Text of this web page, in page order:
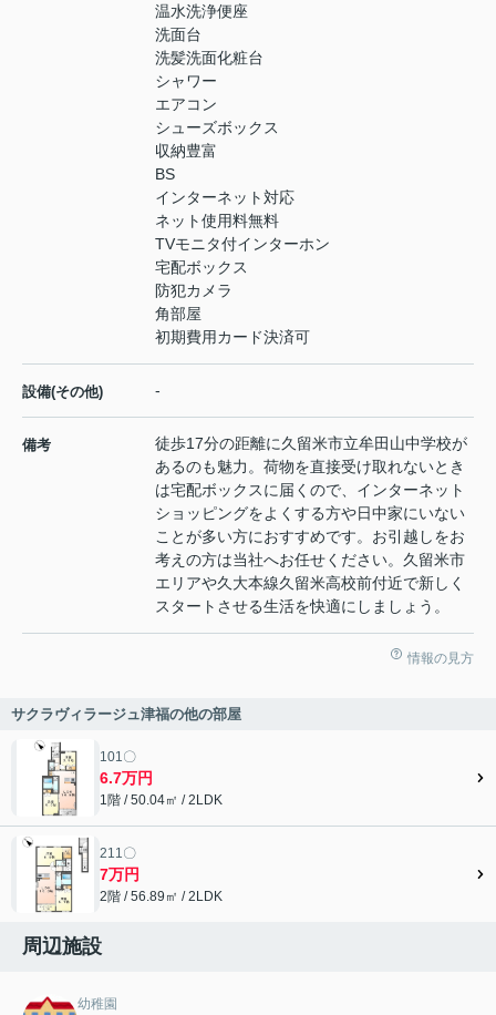
温水洗浄便座
洗面台
洗髪洗面化粧台
シャワー
エアコン
シューズボックス
収納豊富
BS
インターネット対応
ネット使用料無料
TVモニタ付インターホン
宅配ボックス
防犯カメラ
角部屋
初期費用カード決済可
設備(その他) -
備考
徒歩17分の距離に久留米市立牟田山中学校が
あるのも魅力。荷物を直接受け取れないとき
は宅配ボックスに届くので、インターネット
ショッピングをよくする方や日中家にいない
ことが多い方におすすめです。お引越しをお
考えの方は当社へお任せください。久留米市
エリアや久大本線久留米高校前付近で新しく
スタートさせる生活を快適にしましょう。
情報の見方
サクラヴィラージュ津福の他の部屋
101〇
6.7万円
1階 / 50.04㎡ / 2LDK
211〇
7万円
2階 / 56.89㎡ / 2LDK
周辺施設
幼稚園